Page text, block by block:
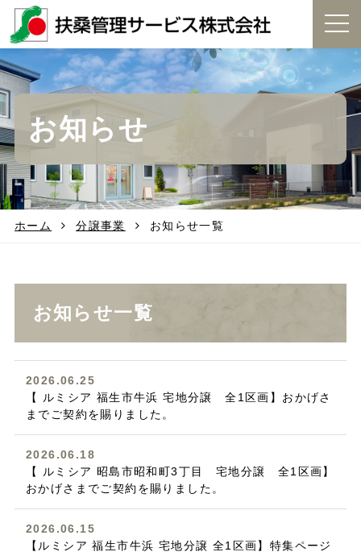
t
l
g
a
お知らせ
ホーム 分譲事業 お知らせ一覧
お知らせ一覧
2026.06.25
【 ルミシア 福生市牛浜 宅地分譲 全1区画】おかげさ
までご契約を賜りました。
2026.06.18
【 ルミシア 昭島市昭和町3丁目 宅地分譲 全1区画】
おかげさまでご契約を賜りました。
2026.06.15
【ルミシア 福生市牛浜 宅地分譲 全1区画】特集ページ